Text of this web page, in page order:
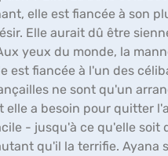
elle est fiancée à son
Elle aurait dû être
yeux du monde, la
est fiancée à l'un des
ne sont qu'un
elle a besoin pour quitter
- jusqu'à ce qu'elle
qu'il la terrifie.